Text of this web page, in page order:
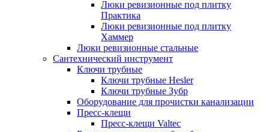
Люки ревизионные под плитку
Практика
Люки ревизионные под плитку
Хаммер
Люки ревизионные стальные
Сантехнический инструмент
Ключи трубные
Ключи трубные Hesler
Ключи трубные Зубр
Оборудование для прочистки канализации
Пресс-клещи
Пресс-клещи Valtec